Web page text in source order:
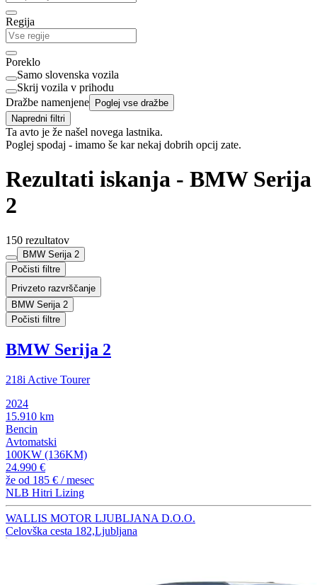
Regija
Poreklo
Samo slovenska vozila
Skrij vozila v prihodu
Dražbe namenjene Poglej vse dražbe
Napredni filtri
Ta avto je že našel novega lastnika.
Poglej spodaj - imamo še kar nekaj dobrih opcij zate.
Rezultati iskanja - BMW Serija
2
150 rezultatov
BMW Serija 2
Počisti filtre
Privzeto razvrščanje
BMW Serija 2
Počisti filtre
BMW Serija 2
218i Active Tourer
2024
15.910 km
Bencin
Avtomatski
100KW (136KM)
24.990 €
že od 185 € / mesec
NLB Hitri Lizing
WALLIS MOTOR LJUBLJANA D.O.O.
Celovška cesta 182,Ljubljana